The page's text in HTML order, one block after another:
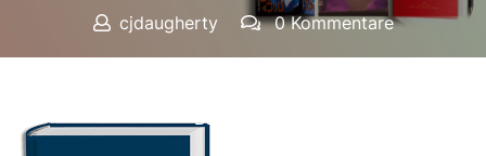
cjdaugherty
0 Kommentare
Bucherwerb